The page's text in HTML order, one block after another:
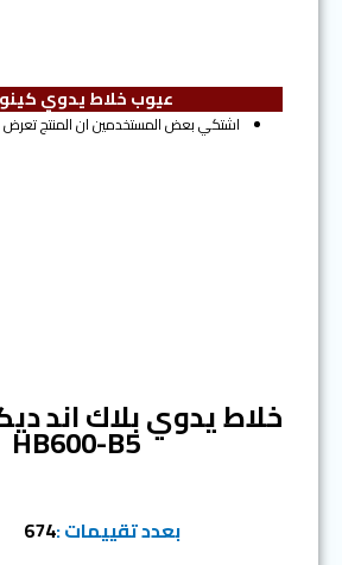
عيوب خلاط يدوي
اشتكي بعض المستخدمين ان المنتج تعرض
خلاط يدوي بلاك اند
HB600-B5
بعدد تقييمات :674